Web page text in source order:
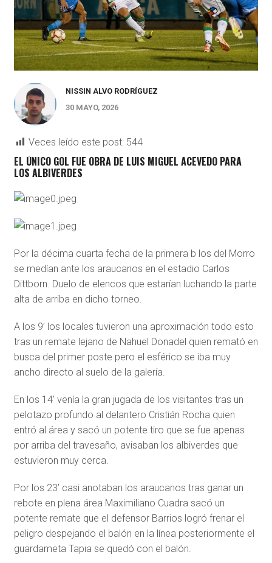
NISSIN ALVO RODRÍGUEZ
30 MAYO, 2026
Veces leído este post: 544
EL ÚNICO GOL FUE OBRA DE LUIS MIGUEL ACEVEDO PARA
LOS ALBIVERDES
Por la décima cuarta fecha de la primera b los del Morro
se medían ante los araucanos en el estadio Carlos
Dittborn. Duelo de elencos que estarían luchando la parte
alta de arriba en dicho torneo.
A los 9’ los locales tuvieron una aproximación todo esto
tras un remate lejano de Nahuel Donadel quien remató en
busca del primer poste pero el esférico se iba muy
ancho directo al suelo de la galería.
En los 14’ venía la gran jugada de los visitantes tras un
pelotazo profundo al delantero Cristián Rocha quien
entró al área y sacó un potente tiro que se fue apenas
por arriba del travesaño, avisaban los albiverdes que
estuvieron muy cerca.
Por los 23’ casi anotaban los araucanos tras ganar un
rebote en plena área Maximiliano Cuadra sacó un
potente remate que el defensor Barrios logró frenar el
peligro despejando el balón en la línea posteriormente el
guardameta Tapia se quedó con el balón.